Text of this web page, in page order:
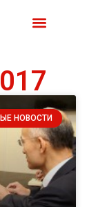
НОВОСТИ